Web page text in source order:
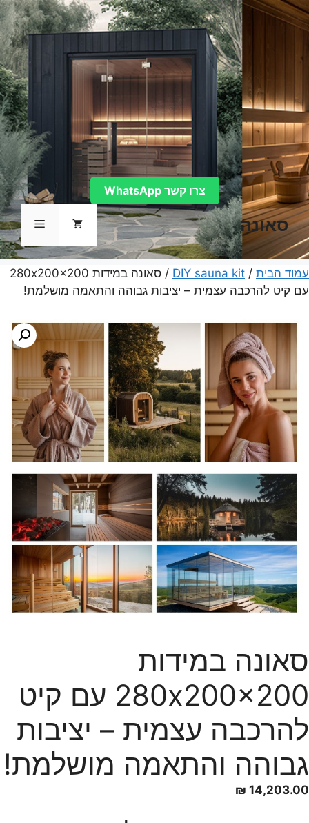
לדלג
לתוכן
סאונה תפריט
צרו קשר WhatsApp
עמוד הבית /
DIY sauna kit
/ סאונה במידות 280x200x200
עם קיט להרכבה עצמית – יציבות גבוהה והתאמה מושלמת!
סאונה במידות
280x200x200 עם קיט
להרכבה עצמית – יציבות
גבוהה והתאמה מושלמת!
14,203.00
₪